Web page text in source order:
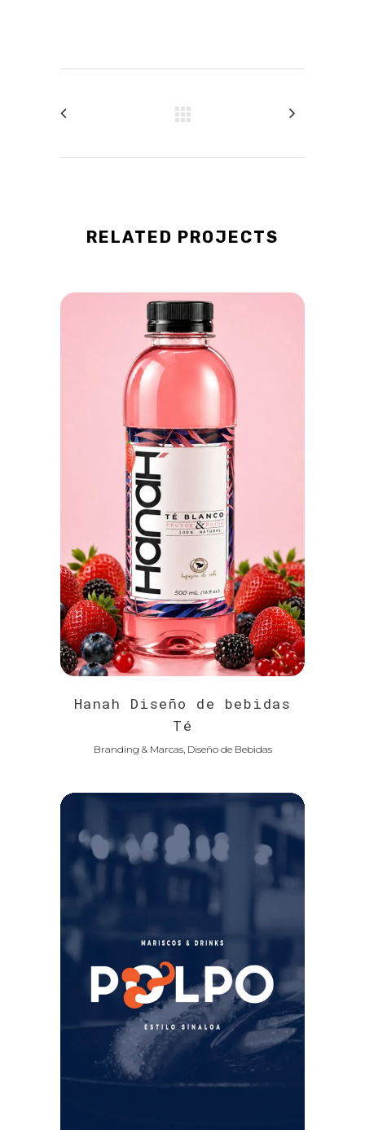
RELATED PROJECTS
Hanah Diseño de bebidas
Té
Branding & Marcas, Diseño de Bebidas